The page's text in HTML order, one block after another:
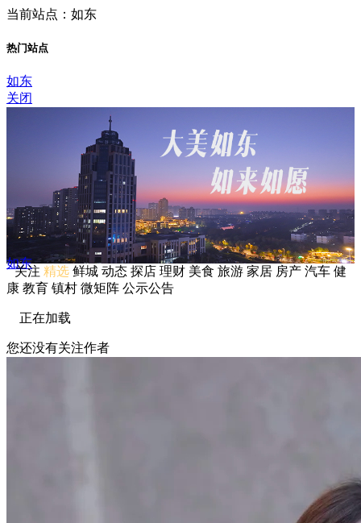
当前站点：如东
热门站点
如东
关闭
如东
关注 精选 鲜城 动态 探店 理财 美食 旅游 家居 房产 汽车 健
康 教育 镇村 微矩阵 公示公告
正在加载
您还没有关注作者